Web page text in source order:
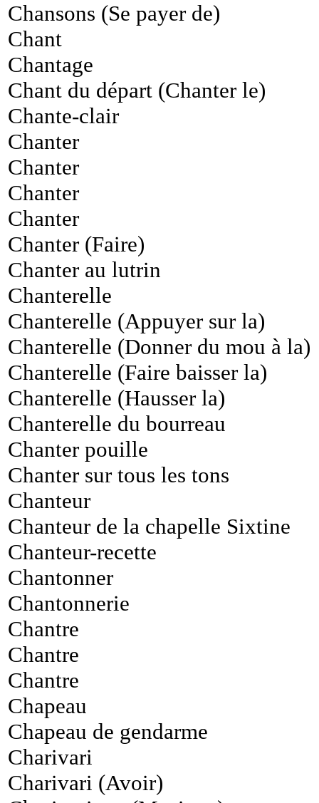
Chansons (Se payer de)
Chant
Chantage
Chant du départ (Chanter le)
Chante-clair
Chanter
Chanter
Chanter
Chanter
Chanter (Faire)
Chanter au lutrin
Chanterelle
Chanterelle (Appuyer sur la)
Chanterelle (Donner du mou à la)
Chanterelle (Faire baisser la)
Chanterelle (Hausser la)
Chanterelle du bourreau
Chanter pouille
Chanter sur tous les tons
Chanteur
Chanteur de la chapelle Sixtine
Chanteur-recette
Chantonner
Chantonnerie
Chantre
Chantre
Chantre
Chapeau
Chapeau de gendarme
Charivari
Charivari (Avoir)